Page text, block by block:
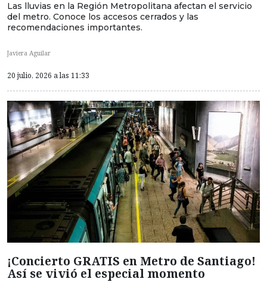
Las lluvias en la Región Metropolitana afectan el servicio
del metro. Conoce los accesos cerrados y las
recomendaciones importantes.
Javiera Aguilar
20 julio, 2026 a las 11:33
¡Concierto GRATIS en Metro de Santiago!
Así se vivió el especial momento